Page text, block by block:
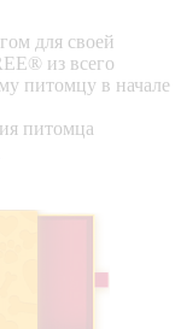
для своей
из всего
питомцу в начале
питомца